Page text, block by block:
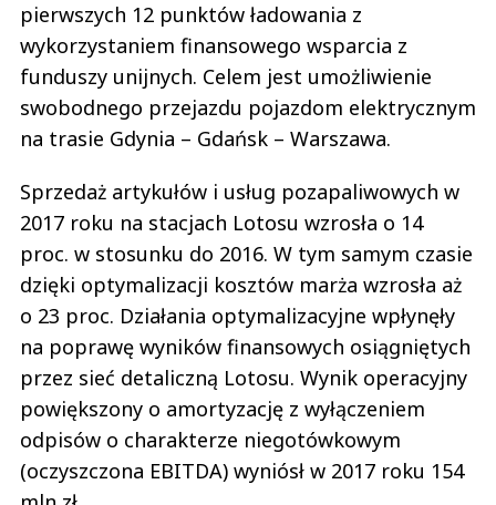
pierwszych 12 punktów ładowania z
wykorzystaniem finansowego wsparcia z
funduszy unijnych. Celem jest umożliwienie
swobodnego przejazdu pojazdom elektrycznym
na trasie Gdynia – Gdańsk – Warszawa.
Sprzedaż artykułów i usług pozapaliwowych w
2017 roku na stacjach Lotosu wzrosła o 14
proc. w stosunku do 2016. W tym samym czasie
dzięki optymalizacji kosztów marża wzrosła aż
o 23 proc. Działania optymalizacyjne wpłynęły
na poprawę wyników finansowych osiągniętych
przez sieć detaliczną Lotosu. Wynik operacyjny
powiększony o amortyzację z wyłączeniem
odpisów o charakterze niegotówkowym
(oczyszczona EBITDA) wyniósł w 2017 roku 154